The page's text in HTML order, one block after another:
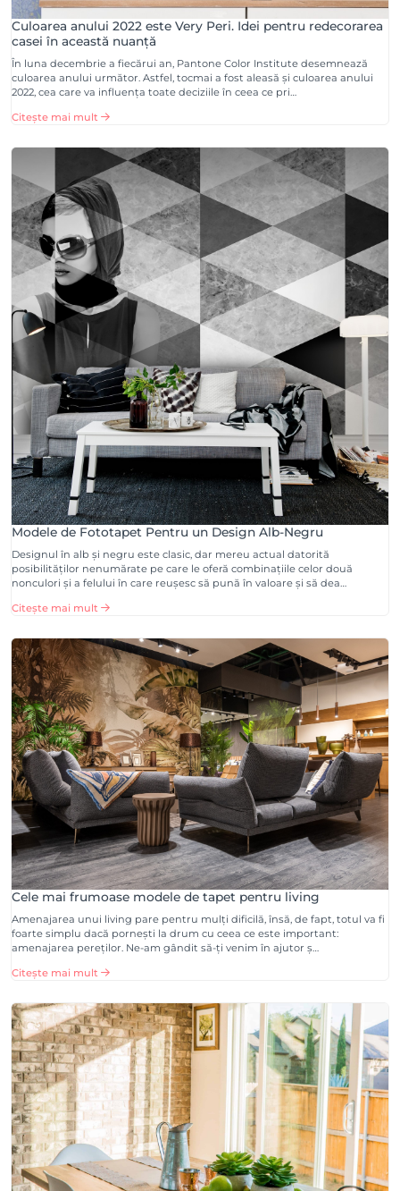
Culoarea anului 2022 este Very Peri. Idei pentru redecorarea
casei în această nuanță
În luna decembrie a fiecărui an, Pantone Color Institute desemnează
culoarea anului următor. Astfel, tocmai a fost aleasă și culoarea anului
2022, cea care va influența toate deciziile în ceea ce pri…
Citește mai mult
Modele de Fototapet Pentru un Design Alb-Negru
Designul în alb și negru este clasic, dar mereu actual datorită
posibilităților nenumărate pe care le oferă combinațiile celor două
nonculori și a felului în care reușesc să pună în valoare și să dea…
Citește mai mult
Cele mai frumoase modele de tapet pentru living
Amenajarea unui living pare pentru mulți dificilă, însă, de fapt, totul va fi
foarte simplu dacă pornești la drum cu ceea ce este important:
amenajarea pereților. Ne-am gândit să-ți venim în ajutor ș…
Citește mai mult